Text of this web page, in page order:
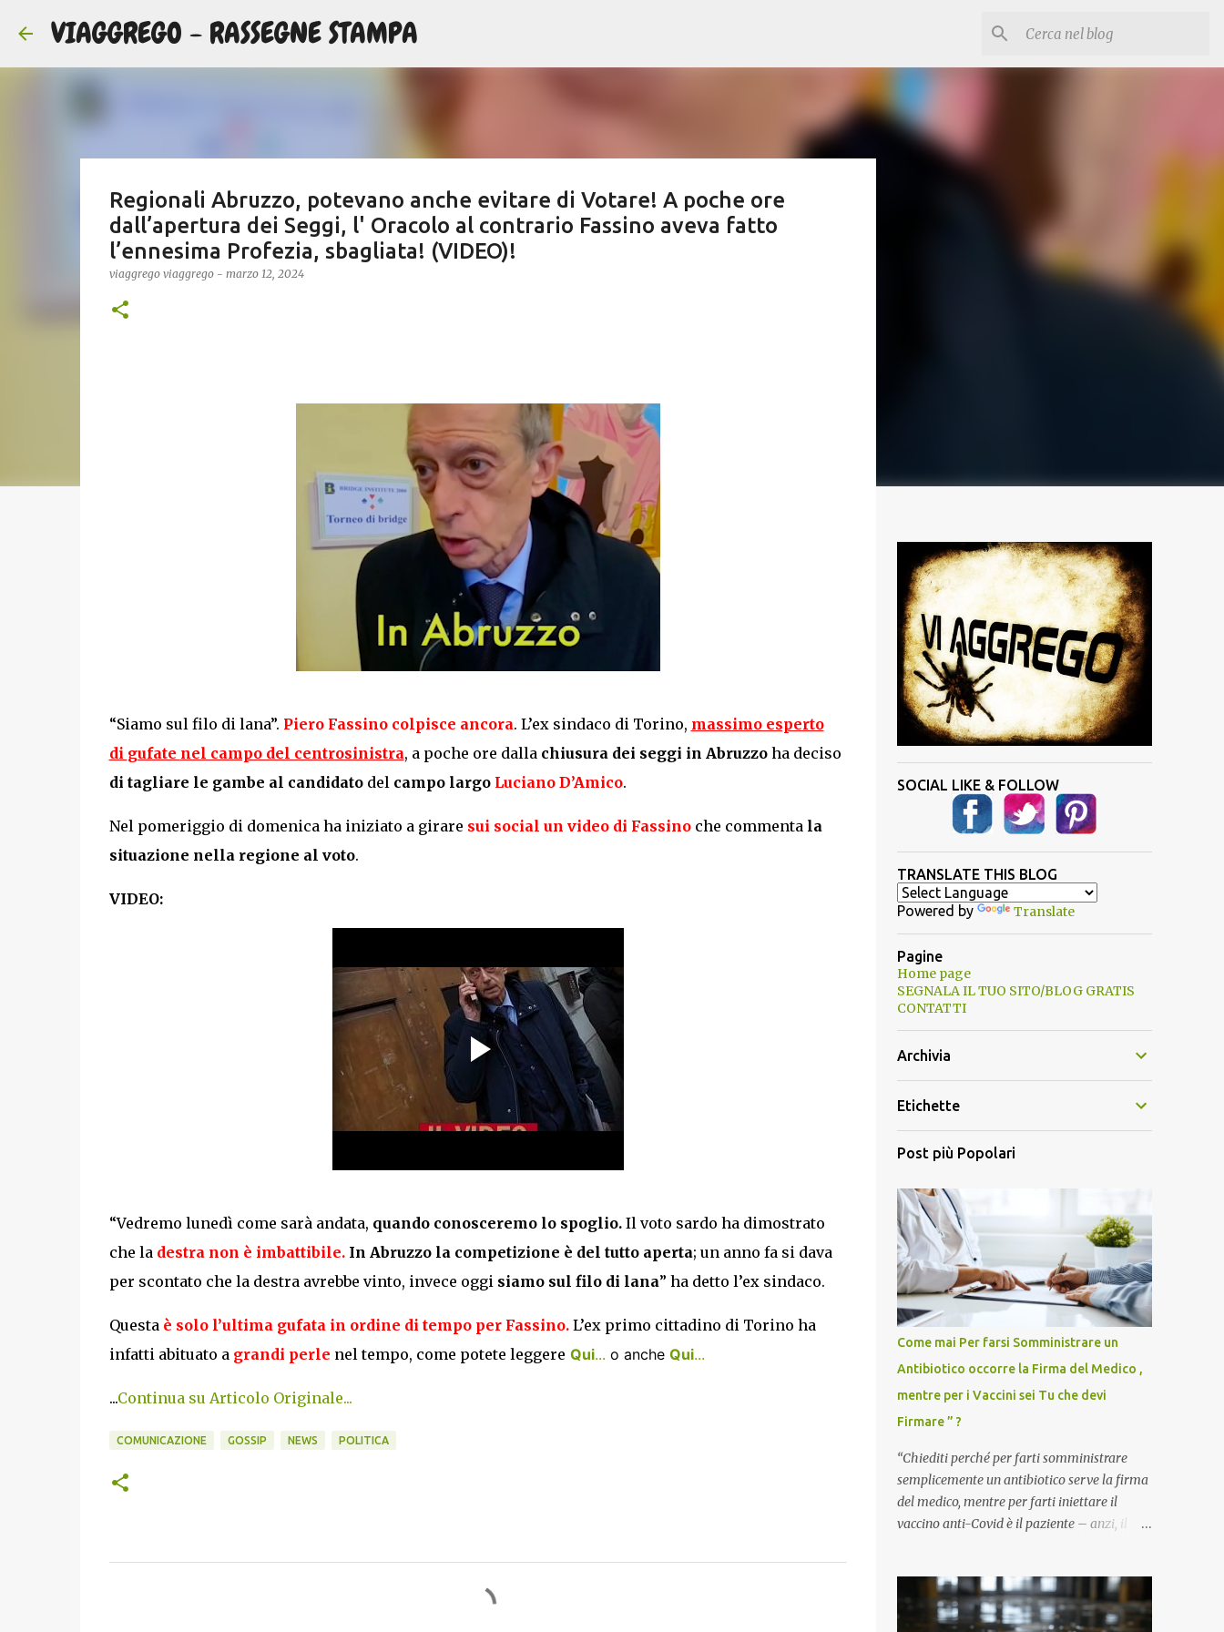
VIAGGREGO - RASSEGNE STAMPA
Regionali Abruzzo, potevano anche evitare di Votare! A poche ore
dall’apertura dei Seggi, l' Oracolo al contrario Fassino aveva fatto
l’ennesima Profezia, sbagliata! (VIDEO)!
viaggrego viaggrego - marzo 12, 2024
“Siamo sul filo di lana”. Piero Fassino colpisce ancora. L’ex sindaco di Torino, massimo esperto
di gufate nel campo del centrosinistra, a poche ore dallachiusura dei seggi in Abruzzoha deciso
di tagliare le gambe al candidatodel campo largo Luciano D’Amico.
Nel pomeriggio di domenica ha iniziato a girare sui social un video di Fassinoche commenta la
situazione nella regione al voto.
VIDEO:
“Vedremo lunedì come sarà andata, quando conosceremo lo spoglio.Il voto sardo ha dimostrato
che ladestra non è imbattibile. In Abruzzo la competizione è del tutto aperta; un anno fa si dava
per scontato che la destra avrebbe vinto, invece oggi siamo sul filo di lana” ha detto l’ex sindaco.
Questaè solo l’ultima gufata in ordine di tempo per Fassino.L’ex primo cittadino di Torino ha
infatti abituato a grandi perle nel tempo, come potete leggere Qui... o anche Qui...
...Continua su Articolo Originale...
COMUNICAZIONE GOSSIP NEWS POLITICA
SOCIAL LIKE & FOLLOW
TRANSLATE THIS BLOG
Powered by Translate
Pagine
Home page
SEGNALA IL TUO SITO/BLOG GRATIS
CONTATTI
Archivia
Etichette
Post più Popolari
Come mai Per farsi Somministrare un
Antibiotico occorre la Firma del Medico ,
mentre per i Vaccini sei Tu che devi
Firmare ” ?
“Chiediti perché per farti somministrare
semplicemente un antibiotico serve la firma
del medico, mentre per farti iniettare il
vaccino anti-Covid è il paziente – anzi, il
domanda tanto semplice quanto devastante
quella posta dal dottor Andrea Stramezzi,